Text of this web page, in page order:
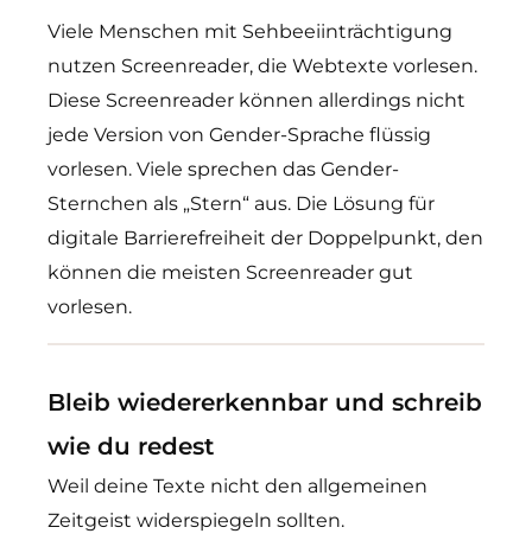
Viele Menschen mit Sehbeeiinträchtigung
nutzen Screenreader, die Webtexte vorlesen.
Diese Screenreader können allerdings nicht
jede Version von Gender-Sprache flüssig
vorlesen. Viele sprechen das Gender-
Sternchen als „Stern“ aus. Die Lösung für
digitale Barrierefreiheit der Doppelpunkt, den
können die meisten Screenreader gut
vorlesen.
Bleib wiedererkennbar und schreib
wie du redest
Weil deine Texte nicht den allgemeinen
Zeitgeist widerspiegeln sollten.